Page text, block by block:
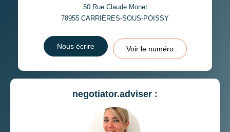
50 Rue Claude Monet
78955 CARRIÈRES-SOUS-POISSY
Nous écrire Voir le numéro
negotiator.adviser :